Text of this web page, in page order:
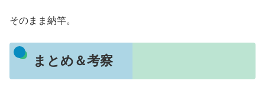
そのまま納竿。
まとめ＆考察